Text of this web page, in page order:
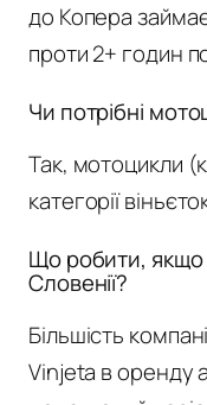
до Копера
проти 2+ годин
Чи потрібні
Так, мотоцикли
категорії
Що робити, якщо
Словенії?
Більшість
Vinjeta в оренду